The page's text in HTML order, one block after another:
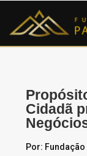
Cidadã
Por: